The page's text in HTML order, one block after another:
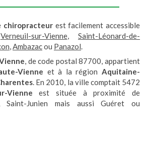
chiropracteurest facilement accessible
Verneuil-sur-Vienne,Saint-Léonard-de-
,Ambazacou Panazol.
, de code postal 87700, appartient
Vienne et à la régionAquitaine-
. En 2010, la ville comptait 5472
Vienne est située à proximité de
Saint-Junien mais aussi Guéret ou